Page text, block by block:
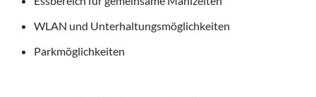
WLAN und Unterhaltungsmöglichkeiten
Parkmöglichkeiten